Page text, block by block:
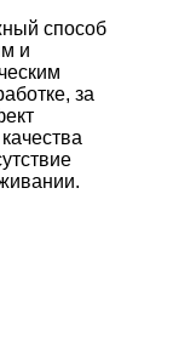
способ
и
за